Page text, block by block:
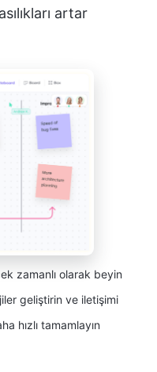
artar
zamanlı olarak beyin
geliştirin ve iletişimi
hızlı tamamlayın